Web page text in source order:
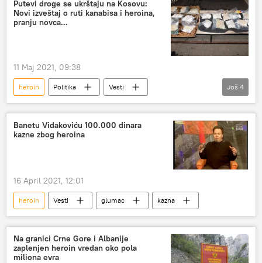
Putevi droge se ukrštaju na Kosovu:
Novi izveštaj o ruti kanabisa i heroina,
pranju novca...
11 Maj 2021, 09:38
heroin Politika
Vesti
krijumčarenje drogom
krijumčarenje
Albanija
Kosovo i Metohija (KiM)
Još 4
Banetu Vidakoviću 100.000 dinara
kazne zbog heroina
16 April 2021, 12:01
heroin Vesti glumac kazna
Na granici Crne Gore i Albanije
zaplenjen heroin vredan oko pola
miliona evra